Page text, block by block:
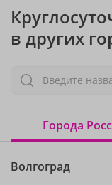
в других
Введите
Города
Волгоград